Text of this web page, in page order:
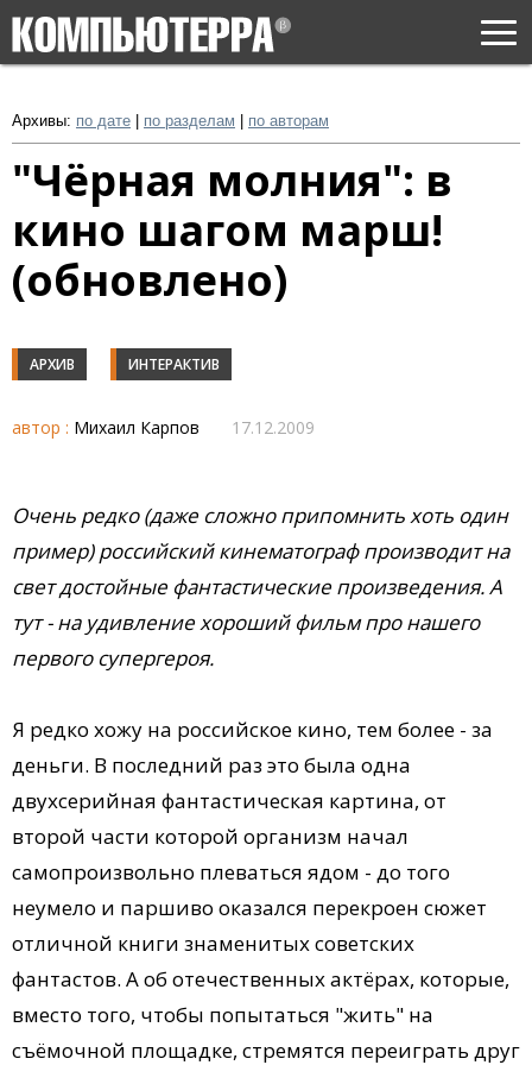
Архивы: по дате по разделам по авторам
"Чёрная молния": в
кино шагом марш!
(обновлено)
АРХИВ ИНТЕРАКТИВ
автор : Михаил Карпов 17.12.2009
Очень редко (даже сложно припомнить хоть один
пример) российский кинематограф производит на
свет достойные фантастические произведения. А
тут - на удивление хороший фильм про нашего
первого супергероя.
Я редко хожу на российское кино, тем более - за
деньги. В последний раз это была одна
двухсерийная фантастическая картина, от
второй части которой организм начал
самопроизвольно плеваться ядом - до того
неумело и паршиво оказался перекроен сюжет
отличной книги знаменитых советских
фантастов. А об отечественных актёрах, которые,
вместо того, чтобы попытаться "жить" на
съёмочной площадке, стремятся переиграть друг